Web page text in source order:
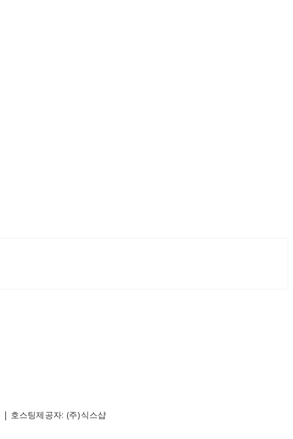
| 호스팅제공자: (주)식스샵